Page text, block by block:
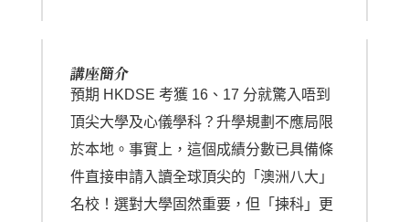
講座簡介
預期 HKDSE 考獲 16、17 分就驚入唔到
頂尖大學及心儀學科？升學規劃不應局限
於本地。事實上，這個成績分數已具備條
件直接申請入讀全球頂尖的「澳洲八大」
名校！選對大學固然重要，但「揀科」更